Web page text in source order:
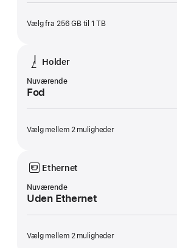
Vælg fra 256 GB til 1 TB
Holder
Nuværende
Fod
Vælg mellem 2 muligheder
Ethernet
Nuværende
Uden Ethernet
Vælg mellem 2 muligheder